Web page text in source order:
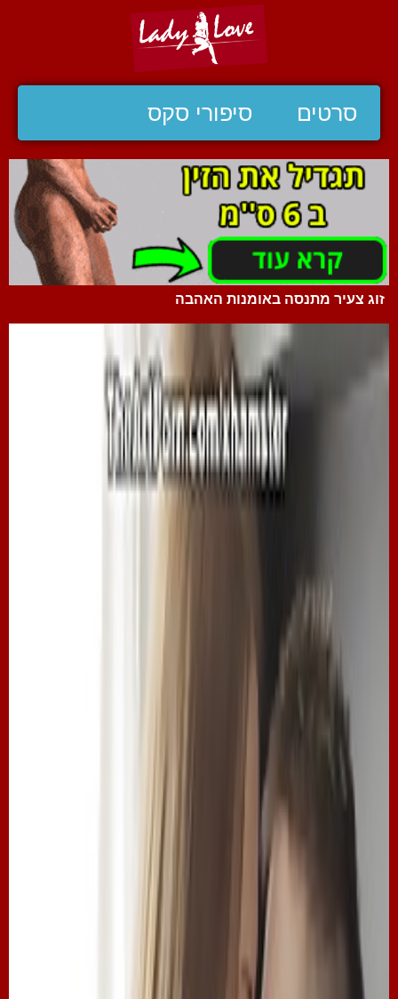
סרטים סיפורי סקס
זוג צעיר מתנסה באומנות האהבה